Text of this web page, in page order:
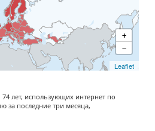
+
−
Leaflet
лет, использующих интернет по
за последние три месяца,